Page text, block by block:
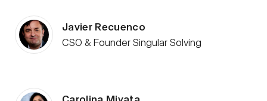
Javier Recuenco
CSO & Founder Singular Solving
Carolina Miyata